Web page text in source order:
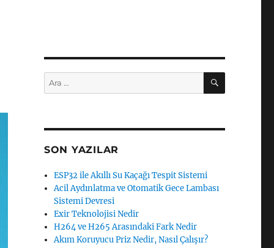
Ara: ARA
SON YAZILAR
ESP32 ile Akıllı Su Kaçağı Tespit Sistemi
Acil Aydınlatma ve Otomatik Gece Lambası
Sistemi Devresi
Exir Teknolojisi Nedir
H264 ve H265 Arasındaki Fark Nedir
Akım Koruyucu Priz Nedir, Nasıl Çalışır?